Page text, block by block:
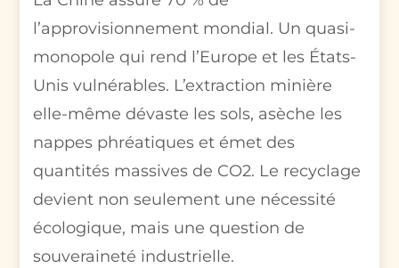
l’approvisionnement mondial. Un quasi-
monopole qui rend l’Europe et les États-
Unis vulnérables. L’extraction minière
elle-même dévaste les sols, asèche les
nappes phréatiques et émet des
quantités massives de CO2. Le recyclage
devient non seulement une nécessité
écologique, mais une question de
souveraineté industrielle.